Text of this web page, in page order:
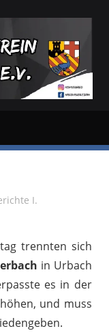
P. I.
trennten sich
in Urbach
es in der
und muss